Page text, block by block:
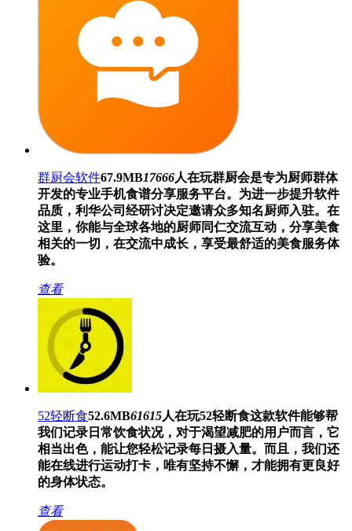
群厨会软件67.9MB17666人在玩群厨会是专为厨师群体
开发的专业手机食谱分享服务平台。为进一步提升软件
品质，利华公司经研讨决定邀请众多知名厨师入驻。在
这里，你能与全球各地的厨师同仁交流互动，分享美食
相关的一切，在交流中成长，享受最舒适的美食服务体
验。
查看
52轻断食52.6MB61615人在玩52轻断食这款软件能够帮
我们记录日常饮食状况，对于渴望减肥的用户而言，它
相当出色，能让您轻松记录每日摄入量。而且，我们还
能在线进行运动打卡，唯有坚持不懈，才能拥有更良好
的身体状态。
查看